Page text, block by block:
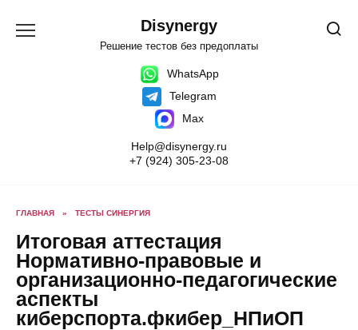
содержанию
Disynergy
Решение тестов без предоплаты
WhatsApp
Telegram
Max
Help@disynergy.ru
+7 (924) 305-23-08
ГЛАВНАЯ » ТЕСТЫ СИНЕРГИЯ
Итоговая аттестация
Нормативно-правовые и
организационно-педагогические
аспекты
киберспорта.фкибер_НПиОП